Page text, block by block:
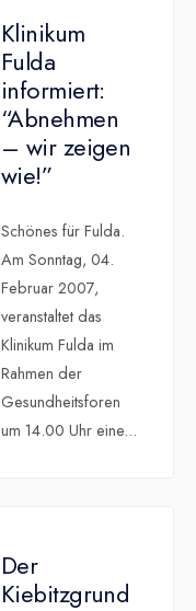
Klinikum
Fulda
informiert:
“Abnehmen
– wir zeigen
wie!”
Schönes für Fulda.
Am Sonntag, 04.
Februar 2007,
veranstaltet das
Klinikum Fulda im
Rahmen der
Gesundheitsforen
um 14.00 Uhr eine...
Der
Kiebitzgrund